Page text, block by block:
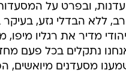
ובפרט על
ללא הבדלי גזע, בעיקר
מדיר את רגליו
נתקלים בכל פעם
מסעדנים